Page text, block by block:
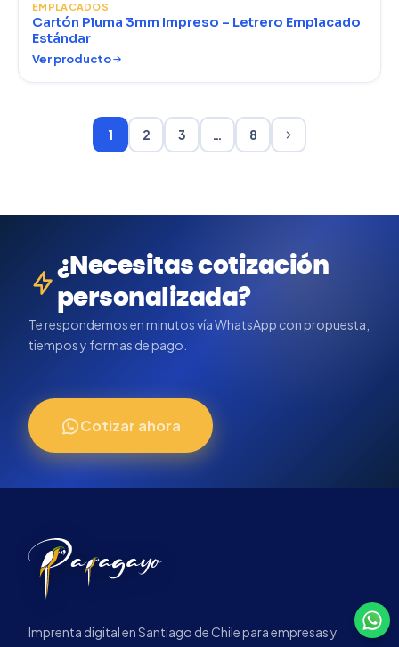
EMPLACADOS
Cartón Pluma 3mm Impreso – Letrero Emplacado
Estándar
Ver producto
1 2 3 … 8
¿Necesitas cotización
personalizada?
Te respondemos en minutos vía WhatsApp con propuesta,
tiempos y formas de pago.
Cotizar ahora
Imprenta digital en Santiago de Chile para empresas y